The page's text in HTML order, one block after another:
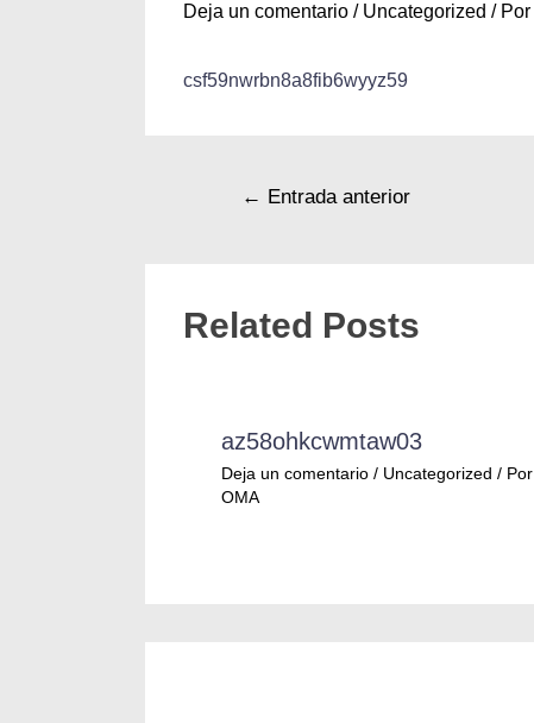
Deja un comentario / Uncategorized / Por
csf59nwrbn8a8fib6wyyz59
← Entrada anterior
Related Posts
az58ohkcwmtaw03
Deja un comentario / Uncategorized / Por
OMA